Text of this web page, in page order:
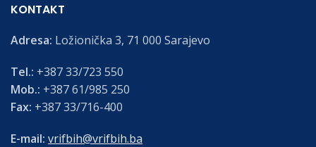
KONTAKT
Adresa: Ložionička 3, 71 000 Sarajevo
Tel.: +387 33/723 550
Mob.: +387 61/985 250
Fax: +387 33/716-400
E-mail: vrifbih@vrifbih.ba